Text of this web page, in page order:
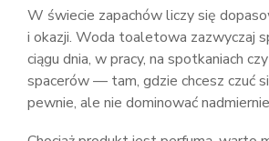
W świecie zapachów liczy się
i okazji. Woda toaletowa zazwyczaj
ciągu dnia, w pracy, na spotkaniach
spacerów — tam, gdzie chcesz czuć
pewnie, ale nie dominować